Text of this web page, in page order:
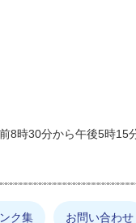
8時30分から午後5時15
ク集 お問い合わせ